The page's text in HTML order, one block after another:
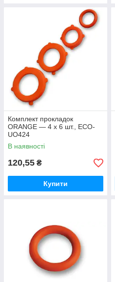
Комплект прокладок
ORANGE — 4 х 6 шт., ECO-
UO424
В наявності
120,55 ₴
Купити